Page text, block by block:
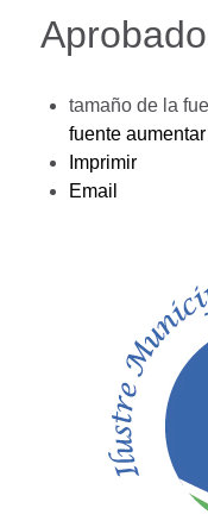
tamaño de la
fuente
Imprimir
Email